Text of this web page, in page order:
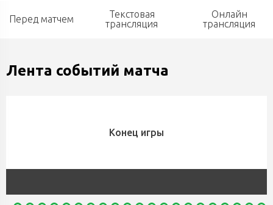
Перед матчем
Текстовая
трансляция
Онлайн
трансляция
Лента событий матча
Конец игры